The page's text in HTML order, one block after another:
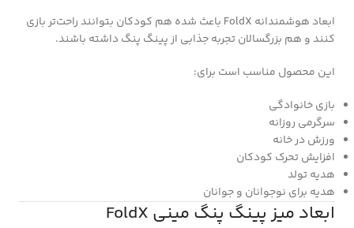
ابعاد هوشمندانه FoldX باعث شده هم کودکان بتوانند راحت‌تر بازی
کنند و هم بزرگسالان تجربه جذابی از پینگ پنگ داشته باشند.
این محصول مناسب است برای:
بازی خانوادگی
سرگرمی روزانه
ورزش در خانه
افزایش تحرک کودکان
هدیه تولد
هدیه برای نوجوانان و جوانان
ابعاد میز پینگ پنگ مینی FoldX